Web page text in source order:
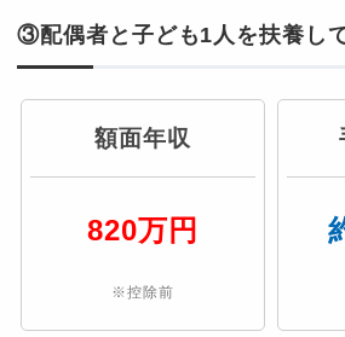
③配偶者と子ども1人を扶養し
額面年収
820万円
※控除前